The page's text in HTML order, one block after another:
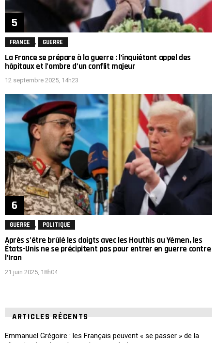
FRANCE , GUERRE
La France se prépare à la guerre : l’inquiétant appel des
hôpitaux et l’ombre d’un conflit majeur
12 septembre 2025, 14h23
GUERRE POLITIQUE
Après s’être brûlé les doigts avec les Houthis au Yémen, les
États-Unis ne se précipitent pas pour entrer en guerre contre
l’Iran
21 juin 2025, 18h04
ARTICLES RÉCENTS
Emmanuel Grégoire : les Français peuvent « se passer » de la